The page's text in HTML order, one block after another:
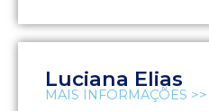
Luciana Elias
MAIS INFORMAÇÕES >>